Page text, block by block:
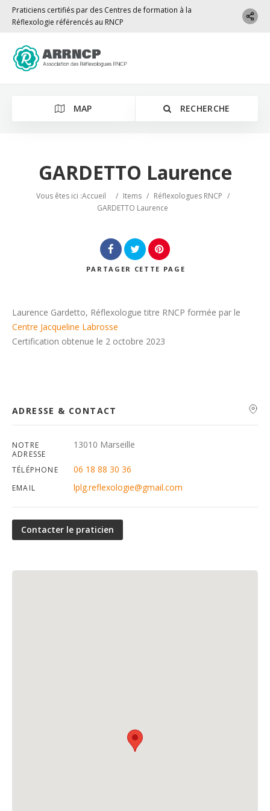
Praticiens certifiés par des Centres de formation à la
Réflexologie référencés au RNCP
MAP RECHERCHE
Localisation
GARDETTO Laurence
Vous êtes ici :Accueil / Items / Réflexologues RNCP /
GARDETTO Laurence
PARTAGER CETTE PAGE
Laurence Gardetto, Réflexologue titre RNCP formée par le
Centre Jacqueline Labrosse
Certification obtenue le 2 octobre 2023
ADRESSE & CONTACT
NOTRE
ADRESSE
13010 Marseille
TÉLÉPHONE 06 18 88 30 36
EMAIL lplg.reflexologie@gmail.com
Contacter le praticien